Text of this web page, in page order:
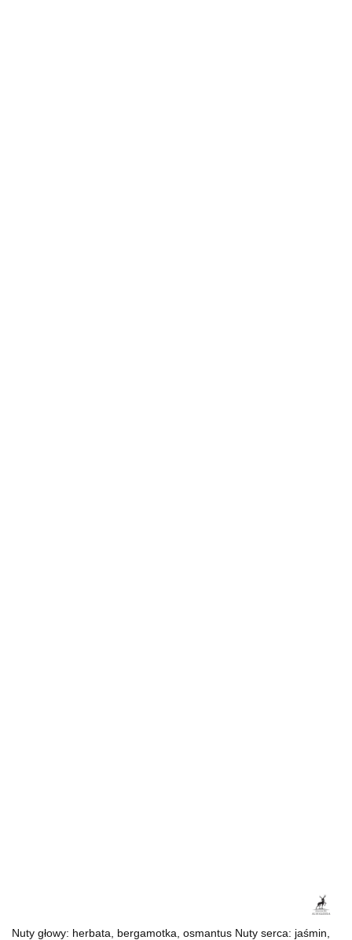
Nuty głowy: herbata, bergamotka, osmantus Nuty serca: jaśmin,